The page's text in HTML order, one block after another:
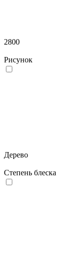
2800
Рисунок
Дерево
Степень блеска